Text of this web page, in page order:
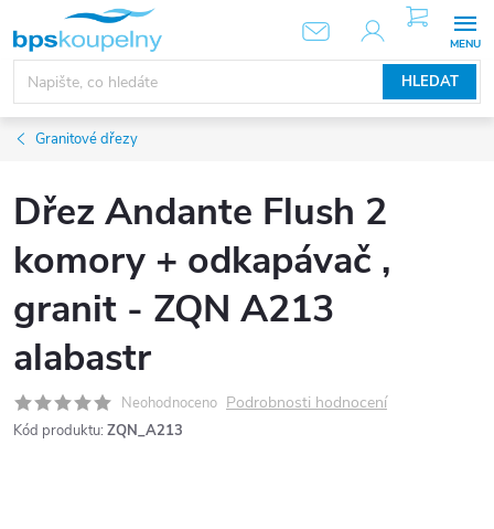
obsah
HLEDAT
NÁKUPNÍ
KOŠÍK
Granitové dřezy
Dřez Andante Flush 2
komory + odkapávač ,
granit - ZQN A213
alabastr
Neohodnoceno Podrobnosti hodnocení
Kód produktu: ZQN_A213